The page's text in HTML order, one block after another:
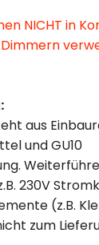
NICHT in
aus
und GU10
230V
(z.B.
zum